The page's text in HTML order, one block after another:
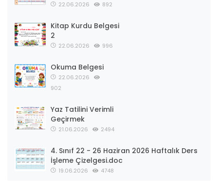
22.06.2026 892
Kitap Kurdu Belgesi
2
22.06.2026 996
Okuma Belgesi
22.06.2026
902
Yaz Tatilini Verimli
Geçirmek
21.06.2026 2494
4. Sınıf 22 - 26 Haziran 2026 Haftalık Ders
İşleme Çizelgesi.doc
19.06.2026 4748